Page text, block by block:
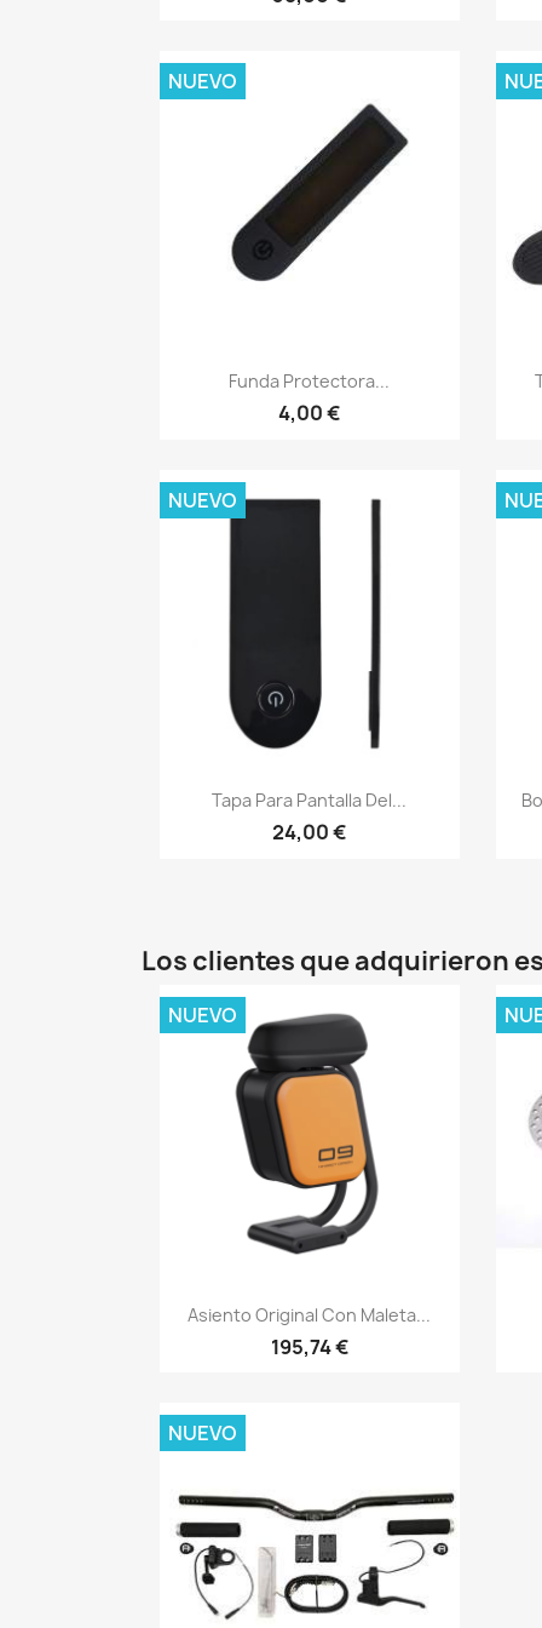
Vista rápida
Funda Protectora...
4,00 €
NUEVO
Vista rápida
Tapa Para Pantalla Del...
24,00 €
NUEVO
Los clientes que adquirieron
Vista rápida
Asiento Original Con Maleta...
195,74 €
NUEVO
NUEVO